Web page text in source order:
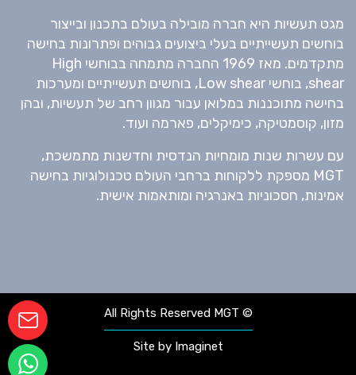
מגט תעשיות היא חברה מובילה בעולם בתכנון ובייצור
בוחשים תעשייתיים בעלי ביצועים גבוהים ופתרונות בחישה
מתקדמים. מאז 1969 החברה מתמחה בבוחשי High
shear, בוחשי Low shear, בוחשים תעשייתיים ומערכות
בחישה מתוכננות במלואן עבור מגוון רחב של תעשיות, ובהן
מזון, קוסמטיקה, כימיקלים, פארמה ועוד.
עם עשרות שנות מומחיות הנדסית וחדשנות מתמשכת,
MGT מספקת ללקוחות ברחבי העולם טכנולוגיות בחישה
אמינות, חסכוניות באנרגיה ומותאמות אישית.
© All Rights Reserved MGT
Site by Imaginet